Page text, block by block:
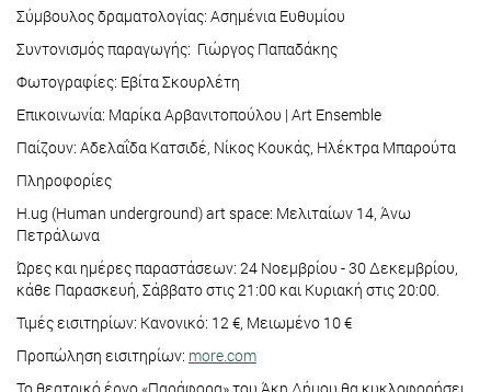
Σύμβουλος δραματολογίας: Ασημένια Ευθυμίου
Συντονισμός παραγωγής: Γιώργος Παπαδάκης
Φωτογραφίες: Εβίτα Σκουρλέτη
Επικοινωνία: Μαρίκα Αρβανιτοπούλου | Art Ensemble
Παίζουν: Αδελαΐδα Κατσιδέ, Νίκος Κουκάς, Ηλέκτρα Μπαρούτα
Πληροφορίες
H.ug (Human underground) art space: Μελιταίων 14, Άνω
Πετράλωνα
Ώρες και ημέρες παραστάσεων: 24 Νοεμβρίου - 30 Δεκεμβρίου,
κάθε Παρασκευή, Σάββατο στις 21:00 και Κυριακή στις 20:00.
Τιμές εισιτηρίων: Κανονικό: 12 €, Μειωμένο 10 €
Προπώληση εισιτηρίων: more.com